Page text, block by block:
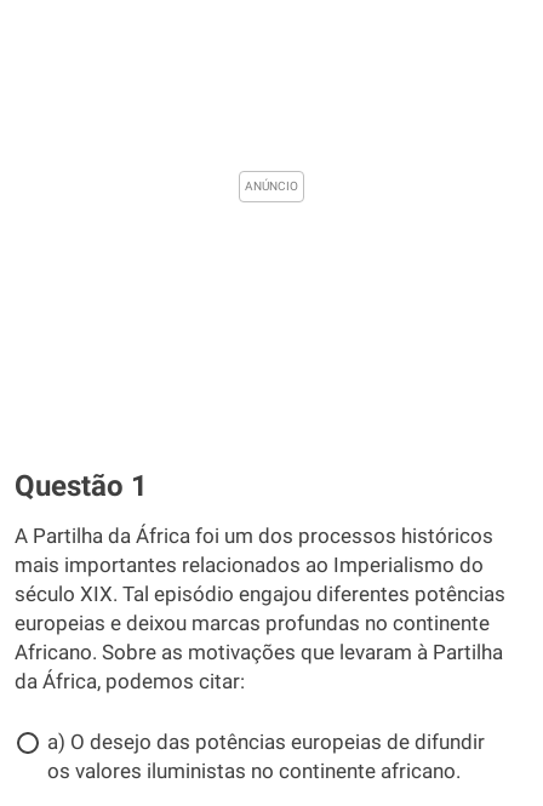
Questão 1
A Partilha da África foi um dos processos históricos
mais importantes relacionados ao Imperialismo do
século XIX. Tal episódio engajou diferentes potências
europeias e deixou marcas profundas no continente
Africano. Sobre as motivações que levaram à Partilha
da África, podemos citar:
a) O desejo das potências europeias de difundir
os valores iluministas no continente africano.